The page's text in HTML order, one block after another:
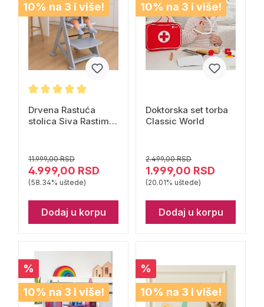
10% na 3 i više!
Drvena Rastuća
stolica Siva Rastimo
11.999,00 RSD
4.999,00 RSD
(58.34% uštede)
Dodaj u korpu
10% na 3 i više!
Doktorska set torba
Classic World
2.499,00 RSD
1.999,00 RSD
(20.01% uštede)
Dodaj u korpu
%
10% na 3 i više!
%
10% na 3 i više!